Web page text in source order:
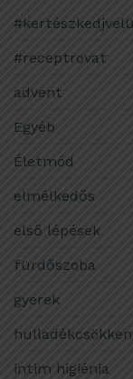
#receptrovat
advent
Egyéb
Életmód
elmélkedős
első lépések
fürdőszoba
gyerek
intim higiénia